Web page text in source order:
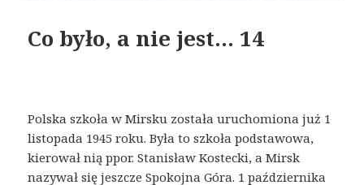
Co było, a nie jest… 14
Polska szkoła w Mirsku została uruchomiona już 1
listopada 1945 roku. Była to szkoła podstawowa,
kierował nią ppor. Stanisław Kostecki, a Mirsk
nazywał się jeszcze Spokojna Góra. 1 października